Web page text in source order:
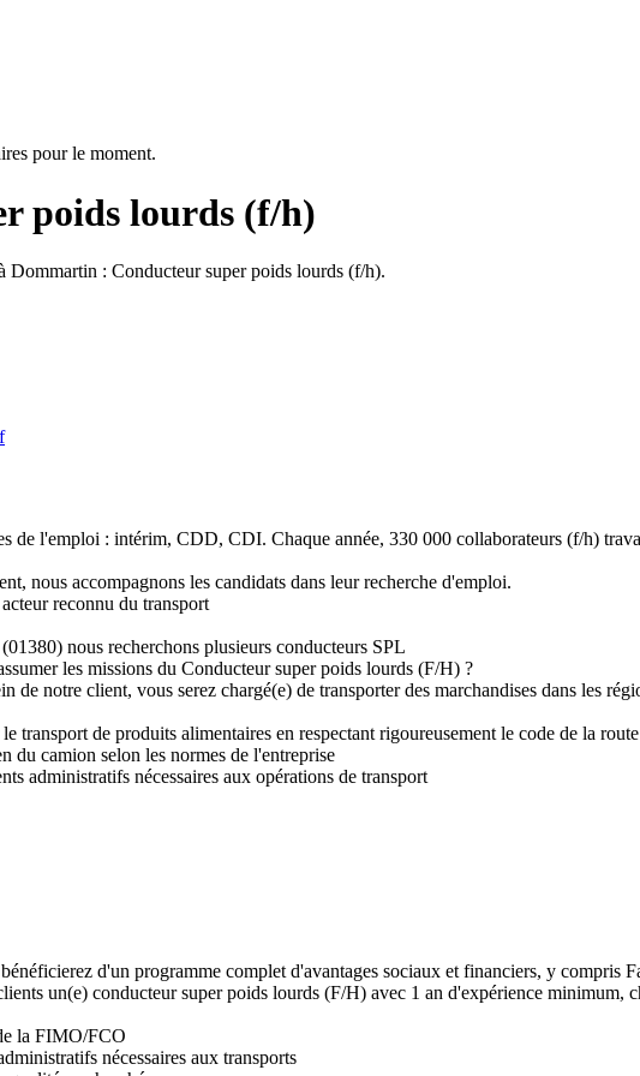
pour le moment.
poids lourds (f/h)
Dommartin : Conducteur super poids lourds (f/h).
de l'emploi : intérim, CDD, CDI. Chaque année, 330 000 collaborateurs (f/h)
nous accompagnons les candidats dans leur recherche d'emploi.
reconnu du transport
nous recherchons plusieurs conducteurs SPL
les missions du Conducteur super poids lourds (F/H) ?
de notre client, vous serez chargé(e) de transporter des marchandises dans les
transport de produits alimentaires en respectant rigoureusement le code de la route
du camion selon les normes de l'entreprise
administratifs nécessaires aux opérations de transport
d'un programme complet d'avantages sociaux et financiers, y compris
un(e) conducteur super poids lourds (F/H) avec 1 an d'expérience minimum,
la FIMO/FCO
nécessaires aux transports